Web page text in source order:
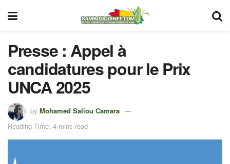
Presse : Appel à
candidatures pour le Prix ​​
UNCA 2025
by Mohamed Saliou Camara
Reading Time: 4 mins read